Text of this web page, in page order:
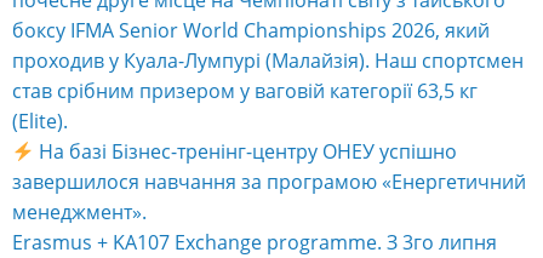
боксу IFMA Senior World Championships 2026, який
проходив у Куала-Лумпурі (Малайзія). Наш спортсмен
став срібним призером у ваговій категорії 63,5 кг
(Elite).
На базі Бізнес-тренінг-центру ОНЕУ успішно
завершилося навчання за програмою «Енергетичний
менеджмент».
Erasmus + KA107 Exchange programme. З 3го липня